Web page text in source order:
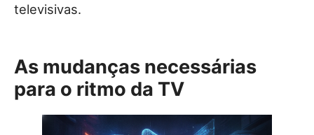
televisivas.
As mudanças necessárias
para o ritmo da TV